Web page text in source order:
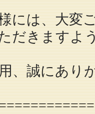
には、大変
だきますよ
、誠にあり